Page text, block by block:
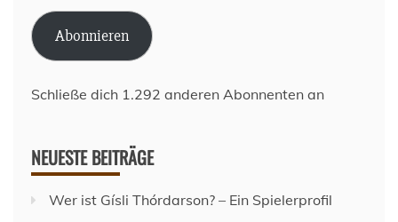
Adresse
Abonnieren
Schließe dich 1.292 anderen Abonnenten an
NEUESTE BEITRÄGE
Wer ist Gísli Thórdarson? – Ein Spielerprofil